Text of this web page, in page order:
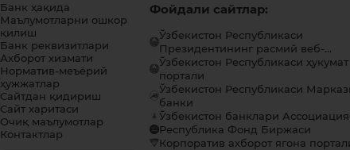
Банк ҳақида
Маълумотларни ошкор
қилиш
Банк реквизитлари
Ахборот хизмати
Норматив-меъёрий
ҳужжатлар
Сайтдан қидириш
Сайт харитаси
Очиқ маълумотлар
Контактлар
Фойдали сайтлар:
Ўзбекистон Республикаси
Президентининг расмий веб-...
Ўзбекистон Республикаси ҳукумат
портали
Ўзбекистон Республикаси
банки
Ўзбекистон банклари
Республика Фонд Биржаси
Корпоратив ахборот ягона